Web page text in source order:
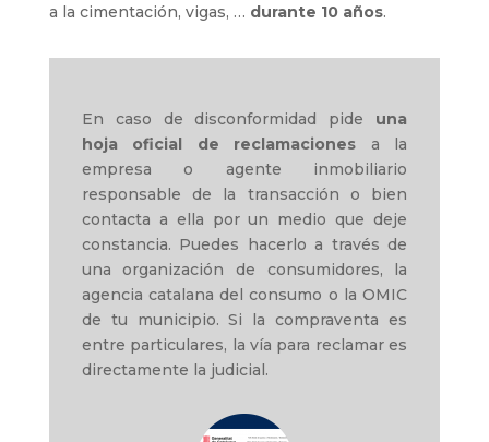
a la cimentación, vigas, … durante 10 años.
En caso de disconformidad pide una
hoja oficial de reclamaciones a la
empresa o agente inmobiliario
responsable de la transacción o bien
contacta a ella por un medio que deje
constancia. Puedes hacerlo a través de
una organización de consumidores, la
agencia catalana del consumo o la OMIC
de tu municipio. Si la compraventa es
entre particulares, la vía para reclamar es
directamente la judicial.